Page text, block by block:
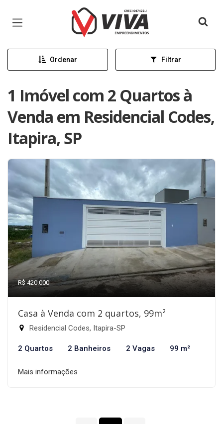
Página inicial
Ordenar Filtrar
1 Imóvel com 2 Quartos à
Venda em Residencial Codes,
Itapira, SP
R$ 420.000
Casa à Venda com 2 quartos, 99m²
Residencial Codes, Itapira-SP
2 Quartos 2 Banheiros 2 Vagas 99 m²
Mais informações